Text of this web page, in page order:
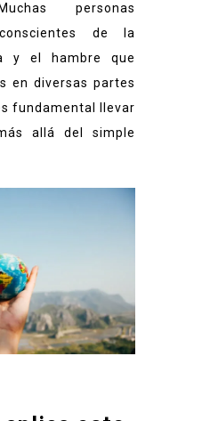
personas
de la
y el hambre que
en diversas partes
fundamental llevar
allá del simple